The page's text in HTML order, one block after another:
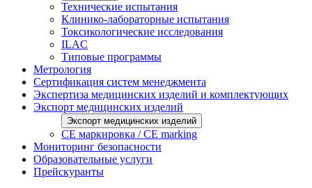
Технические испытания
Клинико-лабораторные испытания
Токсикологические исследования
ILAС
Типовые программы
Метрология
Сертификация систем менеджмента
Экспертиза медицинских изделий и комплектующих
Экспорт медицинских изделий
Экспорт медицинских изделий
CE маркировка / CE marking
Мониторинг безопасности
Образовательные услуги
Прейскуранты